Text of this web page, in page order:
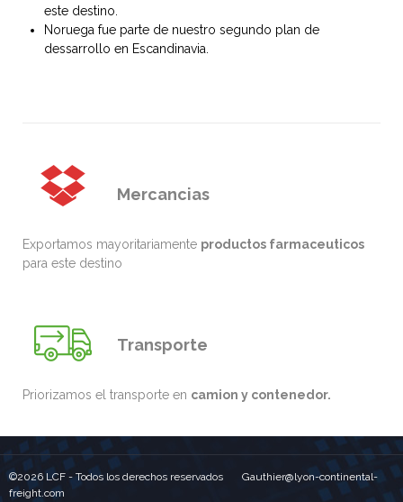
este destino.
Noruega fue parte de nuestro segundo plan de
dessarrollo en Escandinavia.
Mercancias
Exportamos mayoritariamente productos farmaceuticos
para este destino
Transporte
Priorizamos el transporte en camion y contenedor.
©2026 LCF - Todos los derechos reservados Gauthier@lyon-continental-
freight.com